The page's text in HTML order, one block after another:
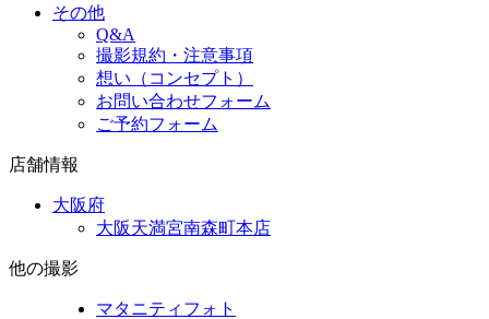
その他
Q&A
撮影規約・注意事項
想い（コンセプト）
お問い合わせフォーム
ご予約フォーム
店舗情報
大阪府
大阪天満宮南森町本店
他の撮影
マタニティフォト